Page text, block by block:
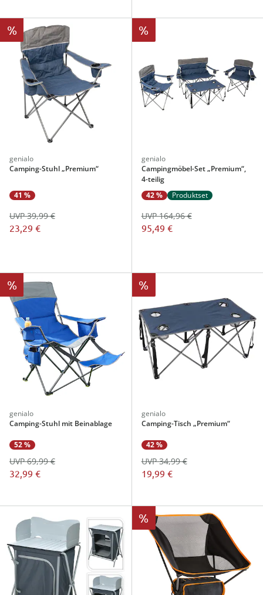
%
genialo
Camping-Stuhl „Premium“
41 %
23,29 €
UVP 39,99 €
%
genialo
Campingmöbel-Set „Premium“,
4-teilig
42 %
Produktset
95,49 €
UVP 164,96 €
%
genialo
Camping-Stuhl mit Beinablage
52 %
32,99 €
UVP 69,99 €
%
genialo
Camping-Tisch „Premium“
42 %
19,99 €
UVP 34,99 €
%